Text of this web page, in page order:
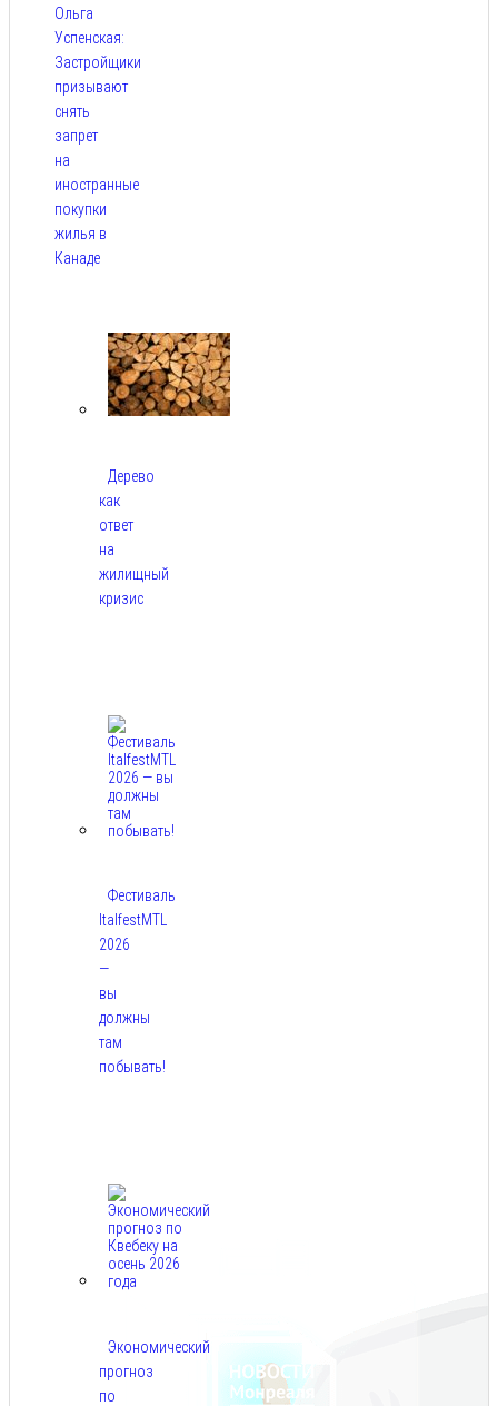
Ольга
Успенская:
Застройщики
призывают
снять
запрет
на
иностранные
покупки
жилья в
Канаде
Дерево
как
ответ
на
жилищный
кризис
Фестиваль
ItalfestMTL
2026
—
вы
должны
там
побывать!
Экономический
прогноз
по